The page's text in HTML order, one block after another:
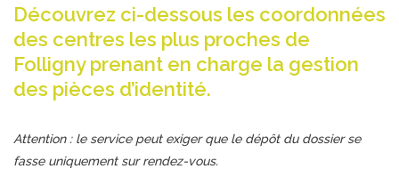
Découvrez ci-dessous les coordonnées
des centres les plus proches de
Folligny prenant en charge la gestion
des pièces d’identité.
Attention : le service peut exiger que le dépôt du dossier se
fasse uniquement sur rendez-vous.